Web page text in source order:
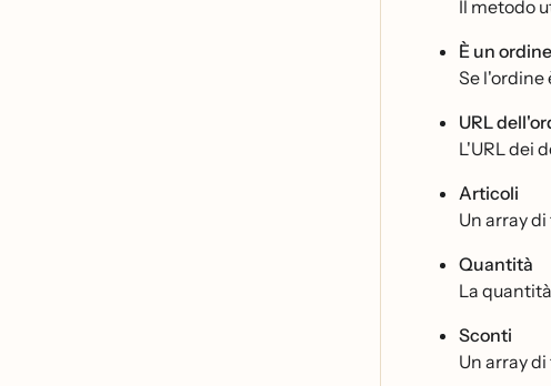
Il metodo
È un
Se l'ordine
URL
L'URL dei
Articoli
Un array
Quantità
La
Sconti
Un array